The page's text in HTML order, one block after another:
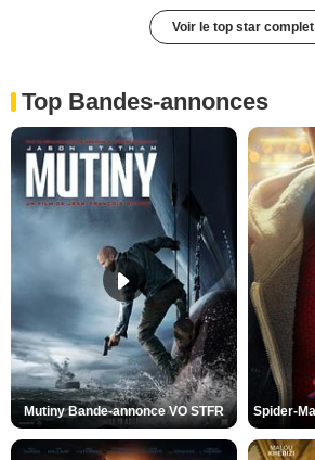
Voir le top star complet
Top Bandes-annonces
Mutiny Bande-annonce VO STFR